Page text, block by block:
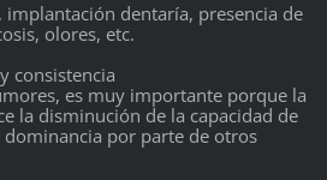
implantación dentaría, presencia de
olores, etc.
consistencia
es muy importante porque la
la disminución de la capacidad de
por parte de otros